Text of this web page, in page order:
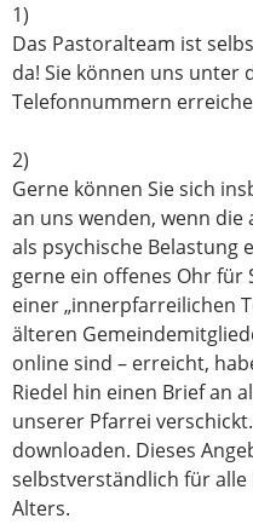
1)
Das Pastoralteam ist
da! Sie können uns unter
Telefonnummern
2)
Gerne können Sie sich
an uns wenden, wenn
als psychische Belastung
gerne ein offenes Ohr für
einer „innerpfarreilichen
älteren
online sind – erreicht,
Riedel hin einen Brief an
unserer Pfarrei
downloaden. Dieses
selbstverständlich für
Alters.